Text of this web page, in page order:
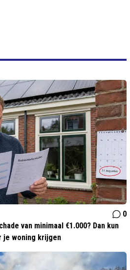
0
van minimaal €1.000? Dan kun
je woning krijgen